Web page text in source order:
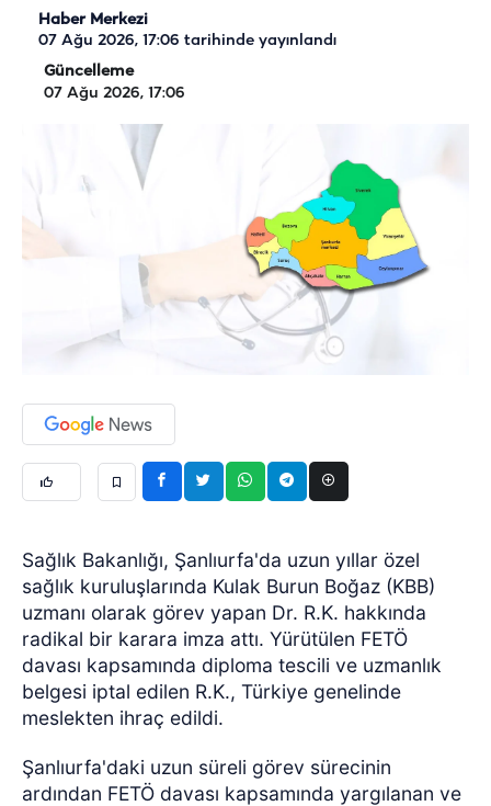
Haber Merkezi
07 Ağu 2026, 17:06 tarihinde yayınlandı
Güncelleme
07 Ağu 2026, 17:06
Sağlık Bakanlığı, Şanlıurfa'da uzun yıllar özel
sağlık kuruluşlarında Kulak Burun Boğaz (KBB)
uzmanı olarak görev yapan Dr. R.K. hakkında
radikal bir karara imza attı. Yürütülen FETÖ
davası kapsamında diploma tescili ve uzmanlık
belgesi iptal edilen R.K., Türkiye genelinde
meslekten ihraç edildi.
Şanlıurfa'daki uzun süreli görev sürecinin
ardından FETÖ davası kapsamında yargılanan ve